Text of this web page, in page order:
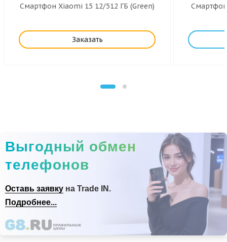
Смартфон Xiaomi 15 12/512 ГБ (Green)
Заказать
Выгодный обмен
телефонов
Оставь заявку на Trade IN.
Подробнее...